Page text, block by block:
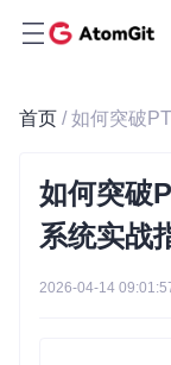
首页 / 如何突破
如何突破
系统实战
2026-04-14